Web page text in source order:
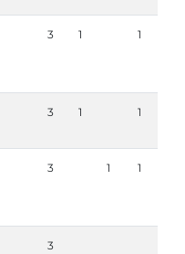
3 1 1
3 1 1
3 1 1
3